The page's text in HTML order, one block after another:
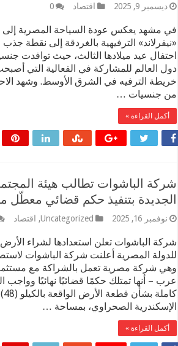
9, 2025 اقتصاد 0
يعكس عودة السياحة المصرية إلى
الترفيهية بالغردقة إلى نقطة جذب
عيد ميلادها الثالث، حيث توافدت
العالم للمشاركة في الفعالية التي أصبحت
الترفيه في الشرق الأوسط. وشهد
جنسيات …
القراءة »
الباشوات تطالب هيئة
بتنفيذ حكم قضائي معطّل منذ 9 سنوات
16, 2025
Uncategorized
,اقتصاد 0
الباشوات تعلن استعدادها لشراء الأرض
المصرية أعلنت شركة الباشوات
شركة مصرية تعمل بالشراكة مع
– أنها تمتلك حكمًا قضائيًا نهائيًا وواجب
كاملة بشأن
الصحراوي، بمساحة …
القراءة »